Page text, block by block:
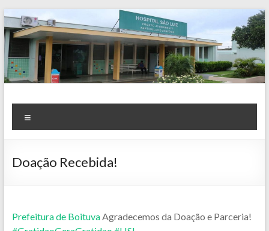
Skip
to
content
Notícias
Doação Recebida!
Prefeitura de BoituvaAgradecemos da Doação e Parceria!